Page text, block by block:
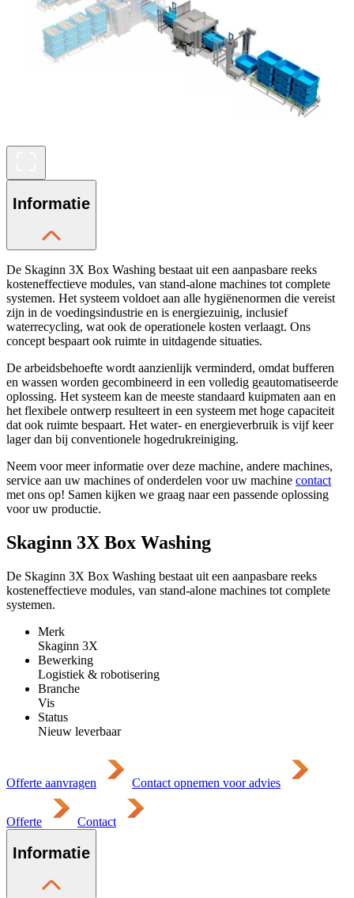
Informatie
De Skaginn 3X Box Washing bestaat uit een aanpasbare reeks
kosteneffectieve modules, van stand-alone machines tot complete
systemen. Het systeem voldoet aan alle hygiënenormen die vereist
zijn in de voedingsindustrie en is energiezuinig, inclusief
waterrecycling, wat ook de operationele kosten verlaagt. Ons
concept bespaart ook ruimte in uitdagende situaties.
De arbeidsbehoefte wordt aanzienlijk verminderd, omdat bufferen
en wassen worden gecombineerd in een volledig geautomatiseerde
oplossing. Het systeem kan de meeste standaard kuipmaten aan en
het flexibele ontwerp resulteert in een systeem met hoge capaciteit
dat ook ruimte bespaart. Het water- en energieverbruik is vijf keer
lager dan bij conventionele hogedrukreiniging.
Neem voor meer informatie over deze machine, andere machines,
service aan uw machines of onderdelen voor uw machine contact
met ons op! Samen kijken we graag naar een passende oplossing
voor uw productie.
Skaginn 3X Box Washing
De Skaginn 3X Box Washing bestaat uit een aanpasbare reeks
kosteneffectieve modules, van stand-alone machines tot complete
systemen.
Merk
Skaginn 3X
Bewerking
Logistiek & robotisering
Branche
Vis
Status
Nieuw leverbaar
Offerte aanvragen Contact opnemen voor advies
Offerte Contact
Informatie